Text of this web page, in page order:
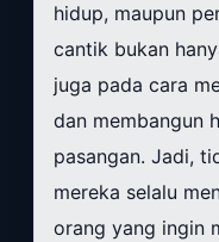
hidup, maupun
cantik bukan
juga pada cara
dan membangun
pasangan. Jadi,
mereka selalu
orang yang ingin